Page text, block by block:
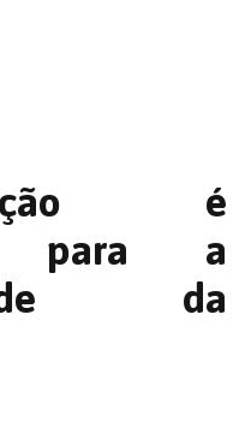
é
para a
da